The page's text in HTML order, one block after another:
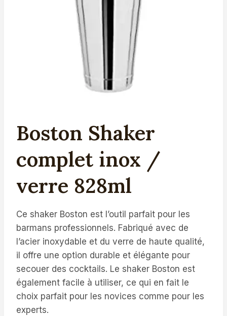
Boston Shaker
complet inox /
verre 828ml
Ce shaker Boston est l’outil parfait pour les
barmans professionnels. Fabriqué avec de
l’acier inoxydable et du verre de haute qualité,
il offre une option durable et élégante pour
secouer des cocktails. Le shaker Boston est
également facile à utiliser, ce qui en fait le
choix parfait pour les novices comme pour les
experts.